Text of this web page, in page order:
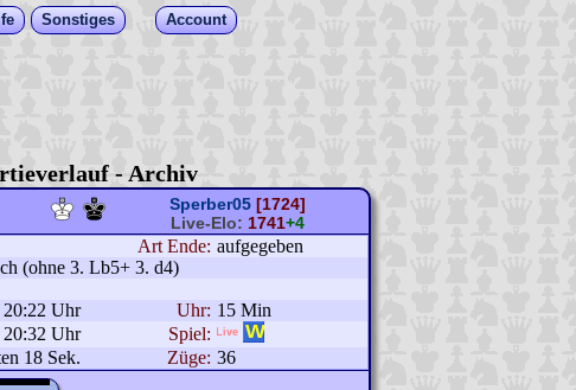
Sonstiges Account
- Archiv
Sperber05 [1724]
Live-Elo: 1741+4
Art Ende: aufgegeben
(ohne 3. Lb5+ 3. d4)
Uhr Uhr: 15 Min
Uhr
Spiel:
18 Sek. Züge: 36